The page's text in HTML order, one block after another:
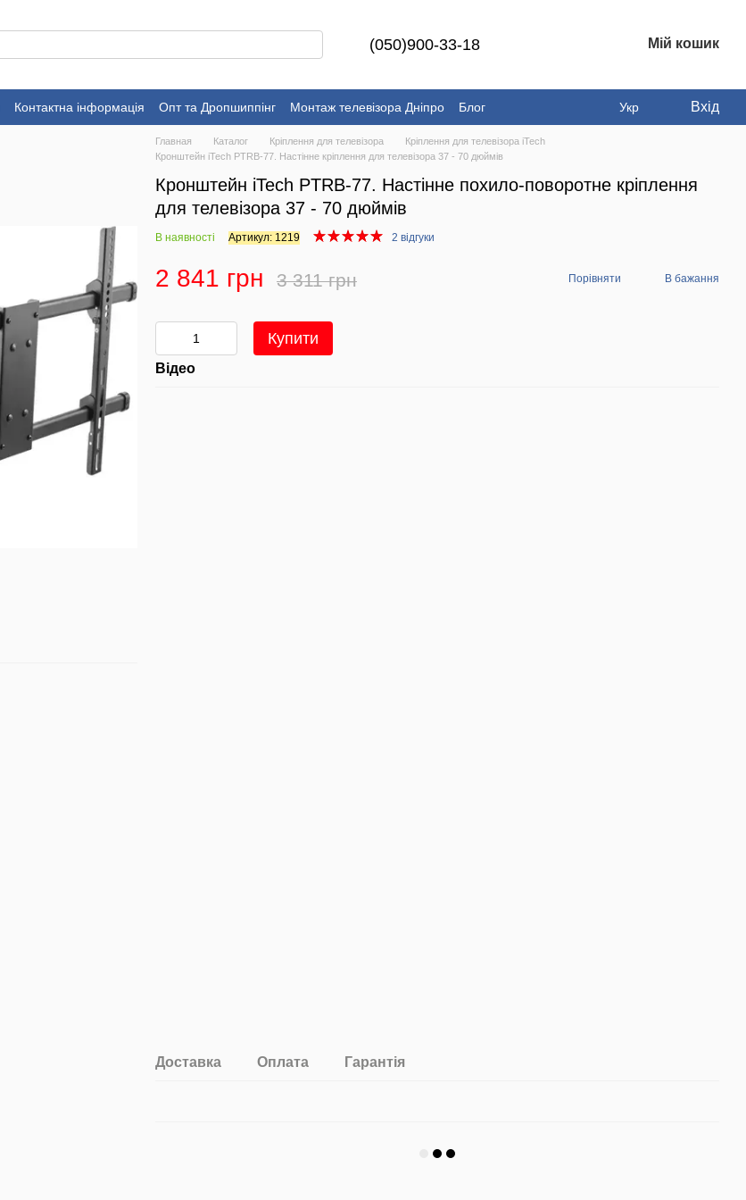
(050)900-33-18 Мій кошик
Контактна інформація Опт та Дропшиппінг Монтаж телевізора Дніпро
Блог
Укр Вхід
Главная Каталог Кріплення для телевізора
Кріплення для телевізора iTech
Кронштейн iTech PTRB-77. Настінне кріплення для телевізора 37 - 70 дюймів
Кронштейн iTech PTRB-77. Настінне похило-поворотне кріплення
для телевізора 37 - 70 дюймів
В наявності Артикул: 1219 2 відгуки
2 841 грн 3 311 грн Порівняти В бажання
Купити
Відео
Доставка Оплата Гарантія